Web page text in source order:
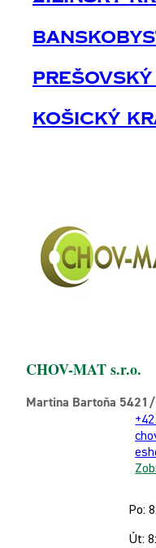
Košický
CHOV-MAT s.r.o.
Martina Bartoňa 5421/
Po:
Út: